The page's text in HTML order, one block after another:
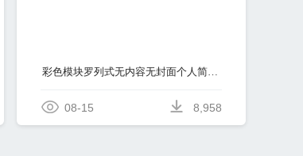
彩色模块罗列式无内容无封面个人简历模板免费下载
08-15 8,958